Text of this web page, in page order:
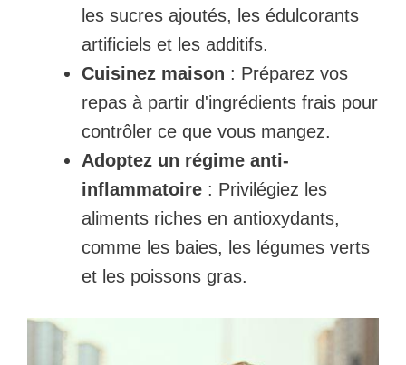
les sucres ajoutés, les édulcorants
artificiels et les additifs.
Cuisinez maison : Préparez vos
repas à partir d'ingrédients frais pour
contrôler ce que vous mangez.
Adoptez un régime anti-
inflammatoire : Privilégiez les
aliments riches en antioxydants,
comme les baies, les légumes verts
et les poissons gras.